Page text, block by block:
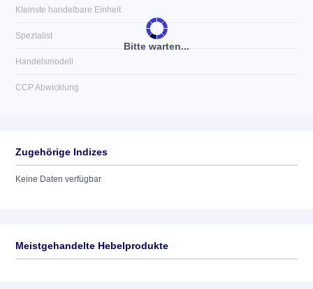
Bitte warten...
Kleinste handelbare Einheit
Spezialist
Handelsmodell
CCP Abwicklung
Zugehörige Indizes
Keine Daten verfügbar
Meistgehandelte Hebelprodukte